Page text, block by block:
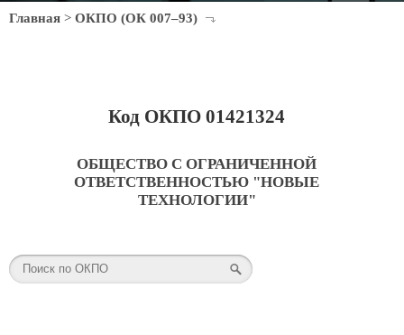
Главная > ОКПО (ОК 007–93)
Код ОКПО 01421324
ОБЩЕСТВО С ОГРАНИЧЕННОЙ
ОТВЕТСТВЕННОСТЬЮ "НОВЫЕ
ТЕХНОЛОГИИ"